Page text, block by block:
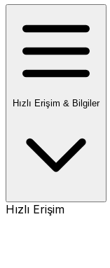
Hızlı Erişim & Bilgiler
Hızlı Erişim